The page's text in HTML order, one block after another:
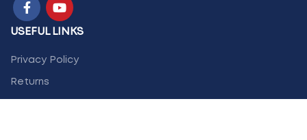
USEFUL LINKS
Privacy Policy
Returns